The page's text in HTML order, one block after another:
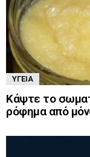
ΥΓΕΊΑ
Κάψτε το
ρόφημα από